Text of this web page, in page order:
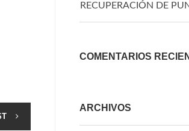
RECUPERACIÓN DE
COMENTARIOS
ARCHIVOS